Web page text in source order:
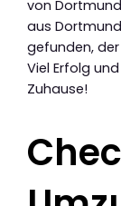
von
aus
gefunden,
Viel Erfolg
Zuhause!